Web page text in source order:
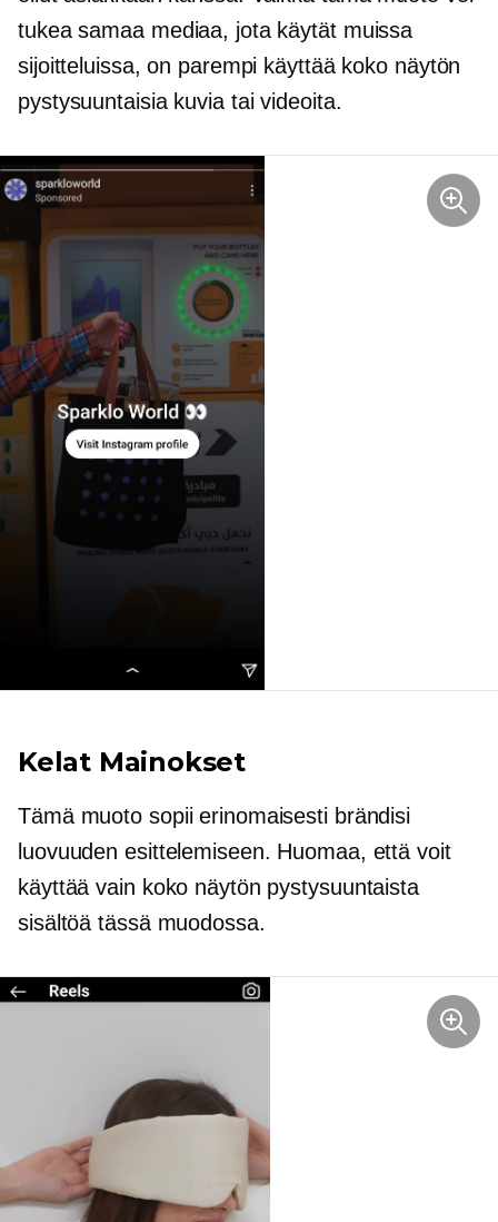
tukea samaa mediaa, jota käytät muissa
sijoitteluissa, on parempi käyttää koko näytön
pystysuuntaisia ​​kuvia tai videoita.
Kelat Mainokset
Tämä muoto sopii erinomaisesti brändisi
luovuuden esittelemiseen. Huomaa, että voit
käyttää vain koko näytön pystysuuntaista
sisältöä tässä muodossa.